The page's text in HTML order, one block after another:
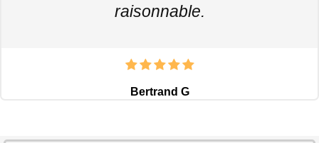
raisonnable.
Bertrand G